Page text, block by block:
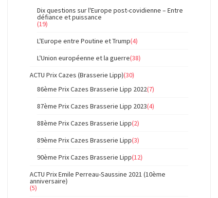
Dix questions sur l'Europe post-covidienne – Entre
défiance et puissance
(19)
L'Europe entre Poutine et Trump(4)
L'Union européenne et la guerre(38)
ACTU Prix Cazes (Brasserie Lipp)(30)
86ème Prix Cazes Brasserie Lipp 2022(7)
87ème Prix Cazes Brasserie Lipp 2023(4)
88ème Prix Cazes Brasserie Lipp(2)
89ème Prix Cazes Brasserie Lipp(3)
90ème Prix Cazes Brasserie Lipp(12)
ACTU Prix Emile Perreau-Saussine 2021 (10ème
anniversaire)
(5)